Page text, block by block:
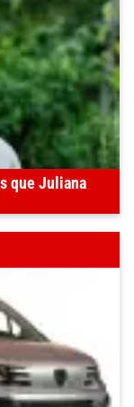
que Juliana